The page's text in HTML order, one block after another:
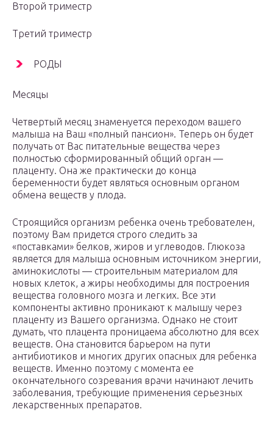
Второй триместр
Третий триместр
РОДЫ
Месяцы
Четвертый месяц знаменуется переходом вашего
малыша на Ваш «полный пансион». Теперь он будет
получать от Вас питательные вещества через
полностью сформированный общий орган —
плаценту. Она же практически до конца
беременности будет являться основным органом
обмена веществ у плода.
Строящийся организм ребенка очень требователен,
поэтому Вам придется строго следить за
«поставками» белков, жиров и углеводов. Глюкоза
является для малыша основным источником энергии,
аминокислоты — строительным материалом для
новых клеток, а жиры необходимы для построения
вещества головного мозга и легких. Все эти
компоненты активно проникают к малышу через
плаценту из Вашего организма. Однако не стоит
думать, что плацента проницаема абсолютно для всех
веществ. Она становится барьером на пути
антибиотиков и многих других опасных для ребенка
веществ. Именно поэтому с момента ее
окончательного созревания врачи начинают лечить
заболевания, требующие применения серьезных
лекарственных препаратов.